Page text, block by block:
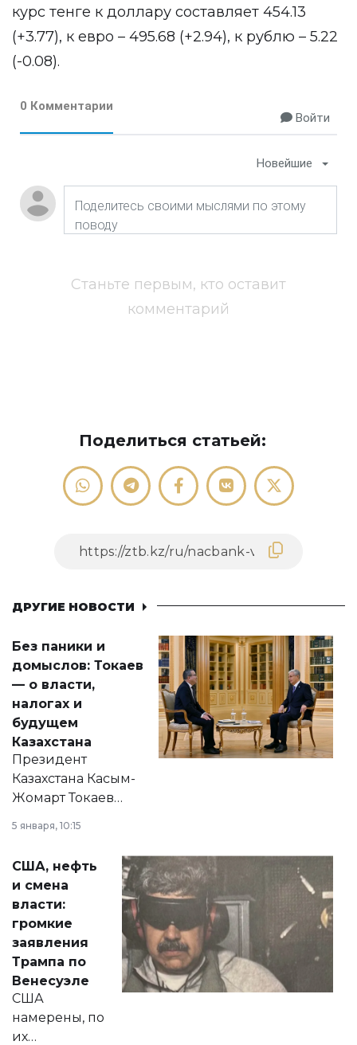
курс тенге к доллару составляет 454.13
(+3.77), к евро – 495.68 (+2.94), к рублю – 5.22
(-0.08).
0 Комментарии
Войти
Новейшие
Станьте первым, кто оставит
комментарий
Поделиться статьей:
ДРУГИЕ НОВОСТИ
Без паники и
домыслов: Токаев
— о власти,
налогах и
будущем
Казахстана
Президент
Казахстана Касым-
Жомарт Токаев
сразу несколько
актуальных тем —
от слухов о
политических
реформах до
вопросов армии,
экономики и
личного здоровья.
5 января, 10:15
США, нефть
и смена
власти:
громкие
заявления
Трампа по
Венесуэле
США
намерены, по
их